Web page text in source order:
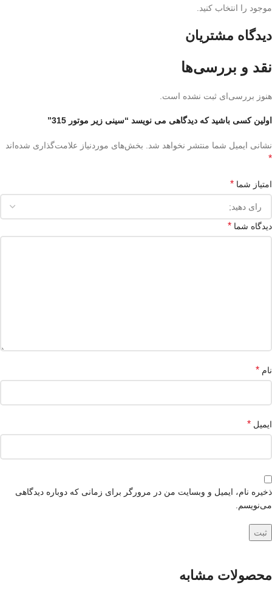
موجود را انتخاب کنید.
دیدگاه مشتریان
نقد و بررسی‌ها
هنوز بررسی‌ای ثبت نشده است.
اولین کسی باشید که دیدگاهی می نویسد “سینی زیر موتور 315”
نشانی ایمیل شما منتشر نخواهد شد. بخش‌های موردنیاز علامت‌گذاری شده‌اند
*
امتیاز شما *
دیدگاه شما *
نام *
ایمیل *
ذخیره نام، ایمیل و وبسایت من در مرورگر برای زمانی که دوباره دیدگاهی
می‌نویسم.
محصولات مشابه